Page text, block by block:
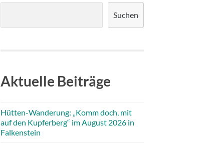
Suchen
Aktuelle Beiträge
Hütten-Wanderung: „Komm doch, mit
auf den Kupferberg“ im August 2026 in
Falkenstein